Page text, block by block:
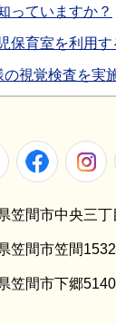
っていますか？
保育室を利用す
視覚検査を実
役所
X
笠間市中央三
笠間市笠間
笠間市下郷